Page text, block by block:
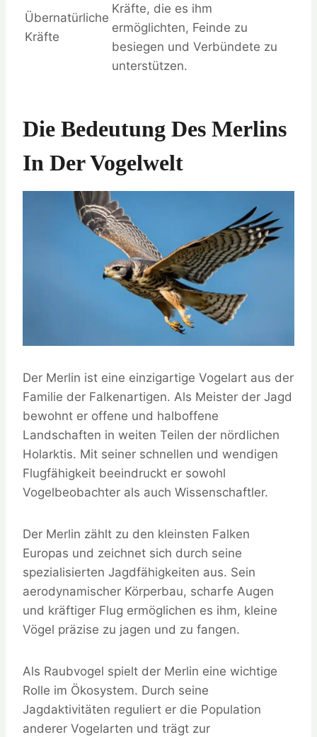
Übernatürliche
Kräfte
Kräfte, die es ihm
ermöglichten, Feinde zu
besiegen und Verbündete zu
unterstützen.
Die Bedeutung Des Merlins
In Der Vogelwelt
Der Merlin ist eine einzigartige Vogelart aus der
Familie der Falkenartigen. Als Meister der Jagd
bewohnt er offene und halboffene
Landschaften in weiten Teilen der nördlichen
Holarktis. Mit seiner schnellen und wendigen
Flugfähigkeit beeindruckt er sowohl
Vogelbeobachter als auch Wissenschaftler.
Der Merlin zählt zu den kleinsten Falken
Europas und zeichnet sich durch seine
spezialisierten Jagdfähigkeiten aus. Sein
aerodynamischer Körperbau, scharfe Augen
und kräftiger Flug ermöglichen es ihm, kleine
Vögel präzise zu jagen und zu fangen.
Als Raubvogel spielt der Merlin eine wichtige
Rolle im Ökosystem. Durch seine
Jagdaktivitäten reguliert er die Population
anderer Vogelarten und trägt zur